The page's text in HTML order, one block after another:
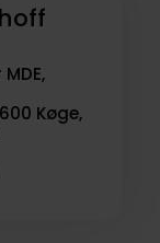
Køge,